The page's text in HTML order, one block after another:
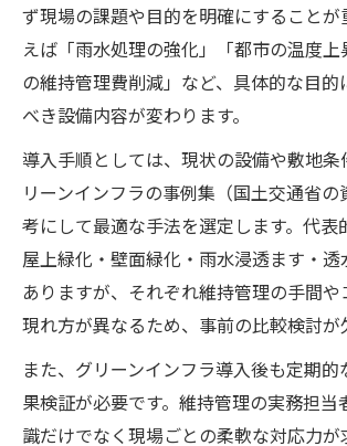
グレーインフラとの違いを設備管
設備管理で整理するグレーイ
な違い
グリーンとグレーインフラの違
理で比較
設備管理視点で見るインフラ
イント
設備管理業務におけるグレー
徴
グリーンインフラとグレーイン
管理視点
現場で生きるグリーンインフラ事
ず現場の課題や目的を明確にすることが
えば「雨水処理の強化」「都市の温度
の維持管理費削減」など、具体的な目的
べき設備内容が変わります。
導入手順としては、現状の設備や敷地
リーンインフラの事例集（国土交通省
考にして最適な手法を選定します。代表
屋上緑化・壁面緑化・雨水浸透ます・
ありますが、それぞれ維持管理の手間
現れ方が異なるため、事前の比較検討が
また、グリーンインフラ導入後も定期的
果検証が必要です。維持管理の実務担当
識だけでなく現場ごとの柔軟な対応力が